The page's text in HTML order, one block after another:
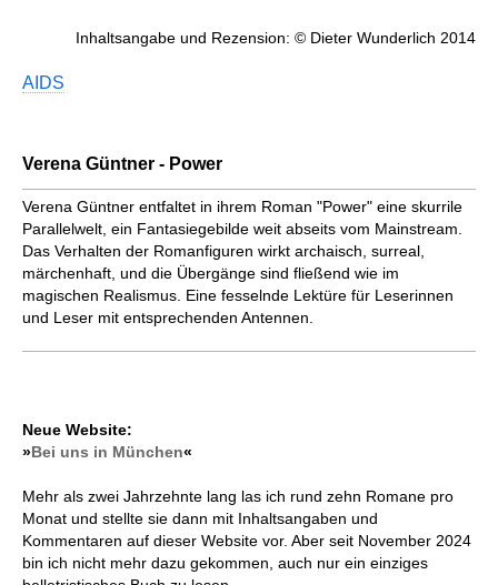
Inhaltsangabe und Rezension: © Dieter Wunderlich 2014
AIDS
Verena Güntner - Power
Verena Güntner entfaltet in ihrem Roman "Power" eine skurrile
Parallelwelt, ein Fantasiegebilde weit abseits vom Mainstream.
Das Verhalten der Romanfiguren wirkt archaisch, surreal,
märchenhaft, und die Übergänge sind fließend wie im
magischen Realismus. Eine fesselnde Lektüre für Leserinnen
und Leser mit entsprechenden Antennen.
Neue Website:
»Bei uns in München«
Mehr als zwei Jahrzehnte lang las ich rund zehn Romane pro
Monat und stellte sie dann mit Inhaltsangaben und
Kommentaren auf dieser Website vor. Aber seit November 2024
bin ich nicht mehr dazu gekommen, auch nur ein einziges